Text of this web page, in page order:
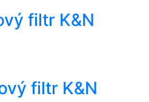
filtr K&N
filtr K&N